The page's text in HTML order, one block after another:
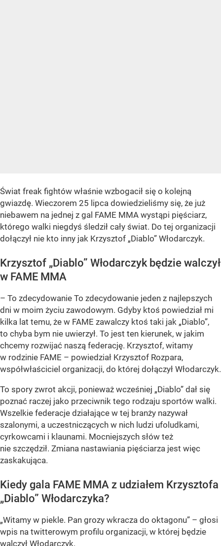
Świat freak fightów właśnie wzbogacił się o kolejną
gwiazdę. Wieczorem 25 lipca dowiedzieliśmy się, że już
niebawem na jednej z gal FAME MMA wystąpi pięściarz,
którego walki niegdyś śledził cały świat. Do tej organizacji
dołączył nie kto inny jak Krzysztof „Diablo” Włodarczyk.
Krzysztof „Diablo” Włodarczyk będzie walczył
w FAME MMA
– To zdecydowanie To zdecydowanie jeden z najlepszych
dni w moim życiu zawodowym. Gdyby ktoś powiedział mi
kilka lat temu, że w FAME zawalczy ktoś taki jak „Diablo”,
to chyba bym nie uwierzył. To jest ten kierunek, w jakim
chcemy rozwijać naszą federację. Krzysztof, witamy
w rodzinie FAME – powiedział Krzysztof Rozpara,
współwłaściciel organizacji, do której dołączył Włodarczyk.
To spory zwrot akcji, ponieważ wcześniej „Diablo” dał się
poznać raczej jako przeciwnik tego rodzaju sportów walki.
Wszelkie federacje działające w tej branży nazywał
szalonymi, a uczestniczących w nich ludzi ufoludkami,
cyrkowcami i klaunami. Mocniejszych słów też
nie szczędził. Zmiana nastawiania pięściarza jest więc
zaskakująca.
Kiedy gala FAME MMA z udziałem Krzysztofa
„Diablo” Włodarczyka?
„Witamy w piekle. Pan grozy wkracza do oktagonu” – głosi
wpis na twitterowym profilu organizacji, w której będzie
walczył Włodarczyk.